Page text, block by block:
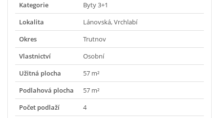
Kategorie
Byty 3+1
Lokalita
Lánovská, Vrchlabí
Okres
Trutnov
Vlastnictví
Osobní
Užitná plocha
57 m²
Podlahová plocha
57 m²
Počet podlaží
4